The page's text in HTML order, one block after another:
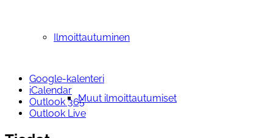
Ilmoittautuminen
Muut ilmoittautumiset
Google-kalenteri
iCalendar
Outlook 365
Outlook Live